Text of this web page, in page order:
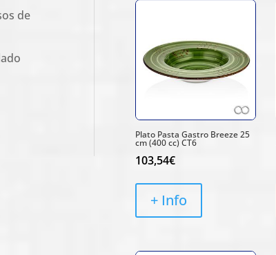
de
Plato Pasta Gastro Breeze 25
cm (400 cc) CT6
103,54€
+ Info